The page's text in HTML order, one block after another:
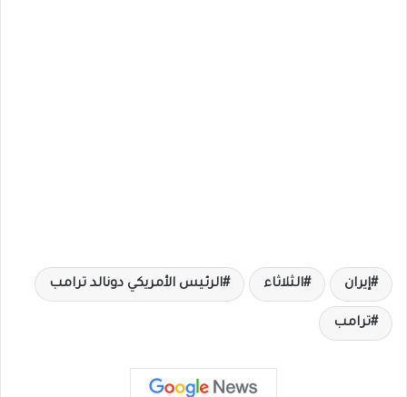
إيران الثلاثاء الرئيس الأمريكي دونالد ترامب
ترامب